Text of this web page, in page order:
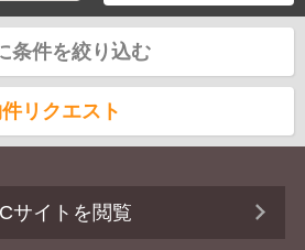
条件を絞り込む
リクエスト
サイトを閲覧